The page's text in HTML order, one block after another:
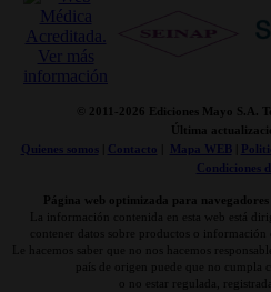
© 2011- 2026 Ediciones Mayo S.A.
Última
Quienes somos| Contacto Mapa WEB|
Condiciones
Página web optimizada para
La información contenida en esta web está
contener datos sobre productos o información
Le hacemos saber que no nos hacemos
país de origen puede que no cumpla
o no estar regulada,